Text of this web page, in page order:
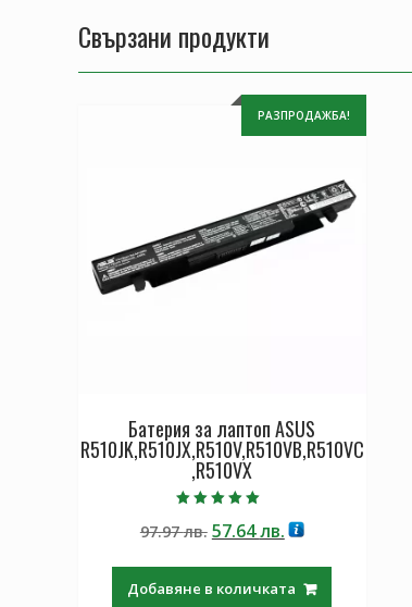
Свързани продукти
РАЗПРОДАЖБА!
Батерия за лаптоп ASUS
R510JK,R510JX,R510V,R510VB,R510VC
,R510VX
5.00
от 5
97.97лв. Original
97.97 лв..
57.64лв.Текущата
57.64 лв..
Добавяне в количката